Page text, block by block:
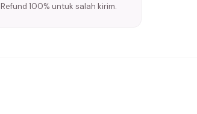
Refund 100% untuk salah kirim.